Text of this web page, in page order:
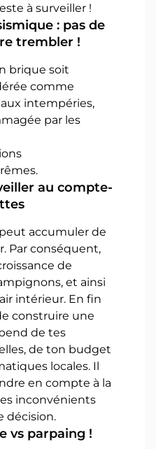
à surveiller !
: pas de
trembler !
brique soit
comme
intempéries,
par les
au compte-
accumuler de
Par conséquent,
de
et ainsi
intérieur. En fin
construire une
de tes
de ton budget
locales. Il
en compte à la
inconvénients
décision.
vs parpaing !